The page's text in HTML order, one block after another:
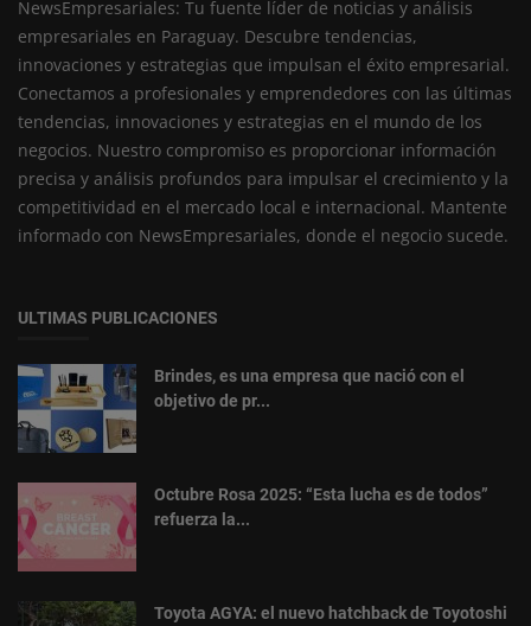
NewsEmpresariales: Tu fuente líder de noticias y análisis
empresariales en Paraguay. Descubre tendencias,
innovaciones y estrategias que impulsan el éxito empresarial.
Conectamos a profesionales y emprendedores con las últimas
tendencias, innovaciones y estrategias en el mundo de los
negocios. Nuestro compromiso es proporcionar información
precisa y análisis profundos para impulsar el crecimiento y la
competitividad en el mercado local e internacional. Mantente
informado con NewsEmpresariales, donde el negocio sucede.
ULTIMAS PUBLICACIONES
Brindes, es una empresa que nació con el
objetivo de pr...
Octubre Rosa 2025: “Esta lucha es de todos”
refuerza la...
Toyota AGYA: el nuevo hatchback de Toyotoshi